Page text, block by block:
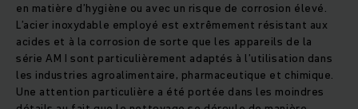
en matière d’hygiène ou avec un risque de corrosion élevé.
L’acier inoxydable employé est extrêmement résistant aux
acides et à la corrosion de sorte que les appareils de la
série AM I sont particulièrement adaptés à l’utilisation dans
les industries agroalimentaire, pharmaceutique et chimique.
Une attention particulière a été portée dans les moindres